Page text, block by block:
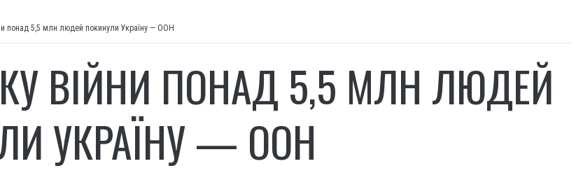
понад 5,5 млн людей покинули Україну — ООН
ВІЙНИ ПОНАД 5,5 МЛН ЛЮДЕЙ
УКРАЇНУ — ООН